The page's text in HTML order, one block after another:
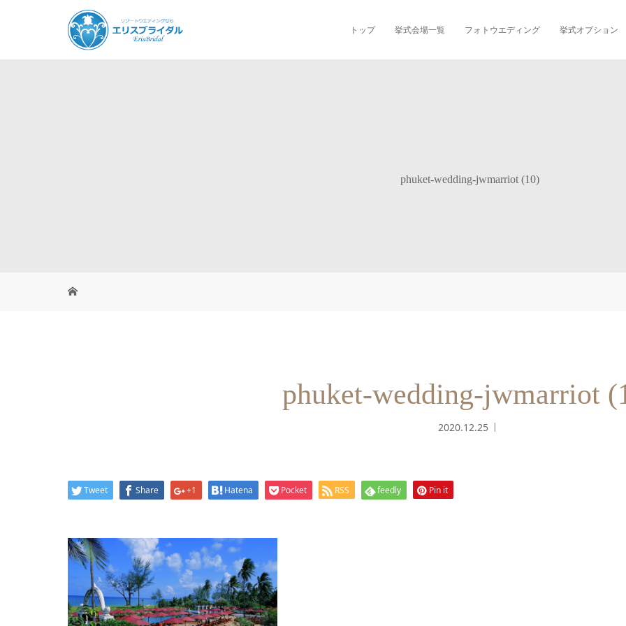
トップ 挙式会場一覧 フォトウエディング 挙式オプション
phuket-wedding-jwmarriot (10)
phuket-wedding-jwmarriot
2020.12.25
Tweet Share +1 Hatena Pocket RSS feedly Pin it